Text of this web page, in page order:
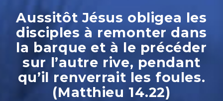
Aussitôt Jésus obligea les
disciples à remonter dans
la barque et à le précéder
sur l’autre rive, pendant
qu’il renverrait les foules.
(Matthieu 14.22)